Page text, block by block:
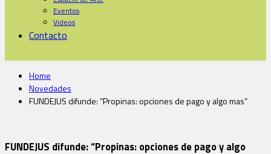
Eventos
Videos
Contacto
Home
Novedades
FUNDEJUS difunde: “Propinas: opciones de pago y algo mas”
FUNDEJUS difunde: “Propinas: opciones de pago y algo